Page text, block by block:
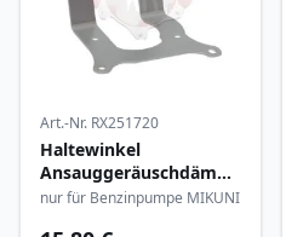
Art.-Nr. RX251720
Haltewinkel
Ansauggeräuschdämpfer
MAX
nur für Benzinpumpe MIKUNI